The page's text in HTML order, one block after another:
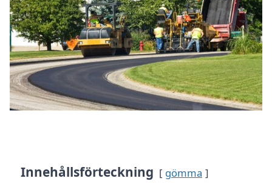
Innehållsförteckning gömma